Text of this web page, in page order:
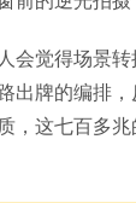
会觉得场景
出牌的编排
，这七百多